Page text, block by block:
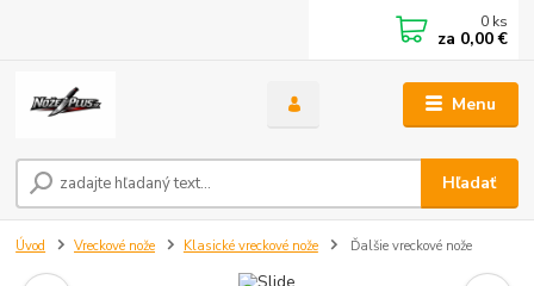
Menu
Hľadať
0 ks
za 0,00 €
Úvod Vreckové nože Klasické vreckové nože Ďalšie vreckové nože